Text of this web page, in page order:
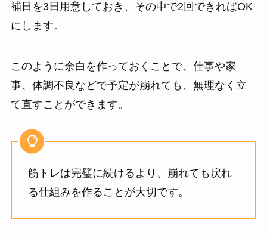
補日を3日用意しておき、その中で2回できればOK
にします。
このように余白を作っておくことで、仕事や家
事、体調不良などで予定が崩れても、無理なく立
て直すことができます。
筋トレは完璧に続けるより、崩れても戻れ
る仕組みを作ることが大切です。